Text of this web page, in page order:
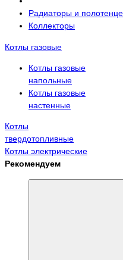
Радиаторы и
Коллекторы
Котлы газовые
Котлы газовые
напольные
Котлы газовые
настенные
Котлы
твердотопливные
Котлы электрические
Рекомендуем